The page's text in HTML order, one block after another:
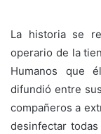
La historia se
operario de la
Humanos que
difundió entre
compañeros a
desinfectar